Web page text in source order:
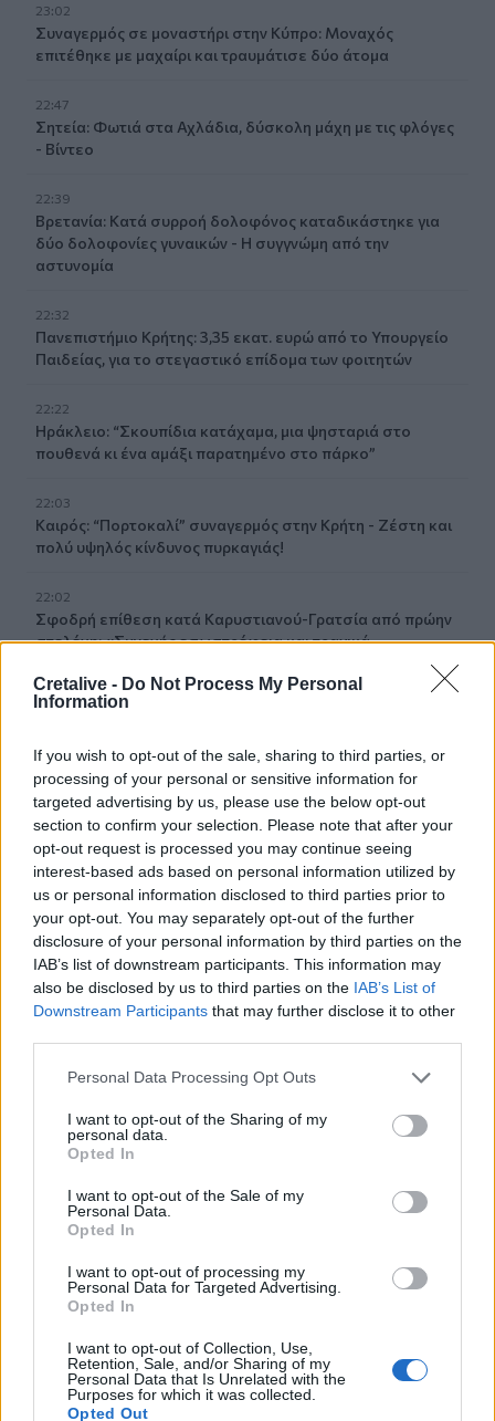
Cretalive - Do Not Process My Personal
Information
If you wish to opt-out of the sale, sharing to third parties, or
processing of your personal or sensitive information for
targeted advertising by us, please use the below opt-out
section to confirm your selection. Please note that after your
opt-out request is processed you may continue seeing
interest-based ads based on personal information utilized by
us or personal information disclosed to third parties prior to
your opt-out. You may separately opt-out of the further
disclosure of your personal information by third parties on the
IAB’s list of downstream participants. This information may
also be disclosed by us to third parties on the IAB’s List of
Downstream Participants that may further disclose it to other
Personal Data Processing Opt Outs
I want to opt-out of the Sharing of my
personal data.
Opted In
I want to opt-out of the Sale of my
Personal Data.
Opted In
I want to opt-out of processing my
Personal Data for Targeted Advertising.
Opted In
I want to opt-out of Collection, Use,
Retention, Sale, and/or Sharing of my
Personal Data that Is Unrelated with the
Purposes for which it was collected.
Opted Out
23:02
Συναγερμός σε μοναστήρι στην Κύπρο: Μοναχός
επιτέθηκε με μαχαίρι και τραυμάτισε δύο άτομα
22:47
Σητεία: Φωτιά στα Αχλάδια, δύσκολη μάχη με τις φλόγες
- Βίντεο
22:39
Βρετανία: Κατά συρροή δολοφόνος καταδικάστηκε για
δύο δολοφονίες γυναικών - Η συγγνώμη από την
αστυνομία
22:32
Πανεπιστήμιο Κρήτης: 3,35 εκατ. ευρώ από το Υπουργείο
Παιδείας, για το στεγαστικό επίδομα των φοιτητών
22:22
Ηράκλειο: “Σκουπίδια κατάχαμα, μια ψησταριά στο
πουθενά κι ένα αμάξι παρατημένο στο πάρκο”
22:03
Καιρός: “Πορτοκαλί” συναγερμός στην Κρήτη - Ζέστη και
πολύ υψηλός κίνδυνος πυρκαγιάς!
22:02
Σφοδρή επίθεση κατά Καρυστιανού-Γρατσία από πρώην
στελέχη: «Συνεχής εσωστρέφεια και τραγικά
21:57
Εφέδρων Αξιωματικών στον Καράβολα"
21:39
Λαμία: Απατεώνες άρπαξαν μεγάλο χρηματικό ποσό από
ηλικιωμένη
21:33
Μεσογειακή φώκια έκανε στάση για ξεκούραση στην
παραλία της Αγίας Βάσως στο Τρίκερι
21:31
Μεταναστευτικό: Σύλληψη 18χρονου διακινητή για την
"καραβιά" στον Τσούτσουρα
Δημοπρατείται η μπάλα των ιστορικών γκολ του
Μαραντόνα επί της Αγγλίας στο Μουντιάλ 1986
ΠΕΡΙΣΣΟΤΕΡΑ
ΣΧΕΤΙΚA AΡΘΡΑ